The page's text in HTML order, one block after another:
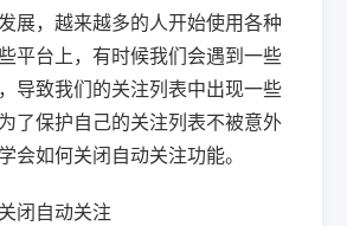
展，越来越多的人开始使用各种
平台上，有时候我们会遇到一些
导致我们的关注列表中出现一些
了保护自己的关注列表不被意外
会如何关闭自动关注功能。
闭自动关注